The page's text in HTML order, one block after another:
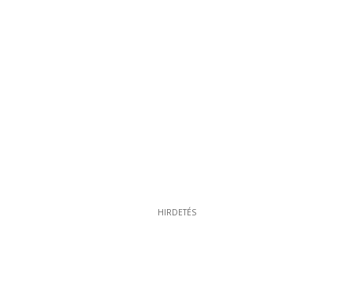
HIRDETÉS